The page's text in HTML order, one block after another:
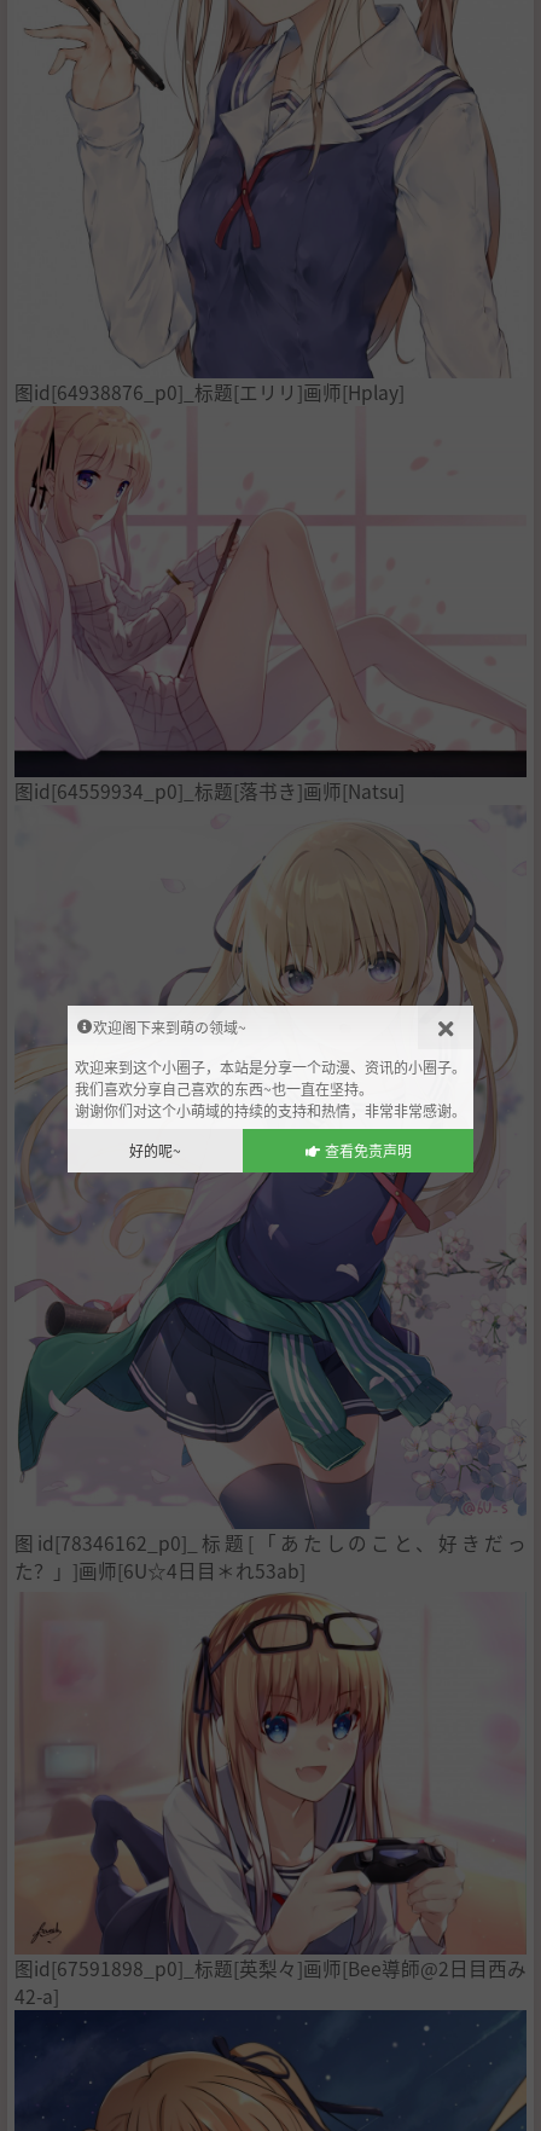
图id[64938876_p0]_标题[エリリ]画师[Hplay]
图id[64559934_p0]_标题[落书き]画师[Natsu]
图id[78346162_p0]_标题[「あたしのこと、好きだっ
た？」]画师[6U☆4日目＊れ53ab]
图id[67591898_p0]_标题[英梨々]画师[Bee導師@2日目西み
42-a]
欢迎阁下来到萌の领域~
欢迎来到这个小圈子，本站是分享一个动漫、资讯的小圈子。
我们喜欢分享自己喜欢的东西~也一直在坚持。
谢谢你们对这个小萌域的持续的支持和热情，非常非常感谢。
好的呢~
查看免责声明